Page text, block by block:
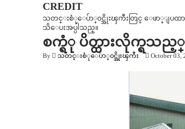
CREDIT
သတင္းစံုေပ်ာ္၀င္အိုးၾကီးတြင္ ေဖာ္ျပထာ
သိေပးအပ္ပါသည္။
စက္ရံု ပိတ္ထားလိုက္ရ
By သတင္းစံုေပ်ာ္၀င္အိုးၾကီး October 03,